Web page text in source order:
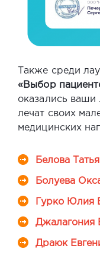
Также среди
«Выбор
оказались
лечат своих
медицинских
Белова
Болуева
Гурко Юлия
Джалагония
Драюк